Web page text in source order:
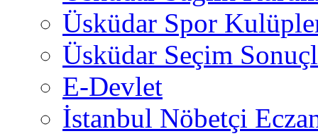
Üsküdar Spor
Üsküdar Seçim
E-Devlet
İstanbul Nöbetçi